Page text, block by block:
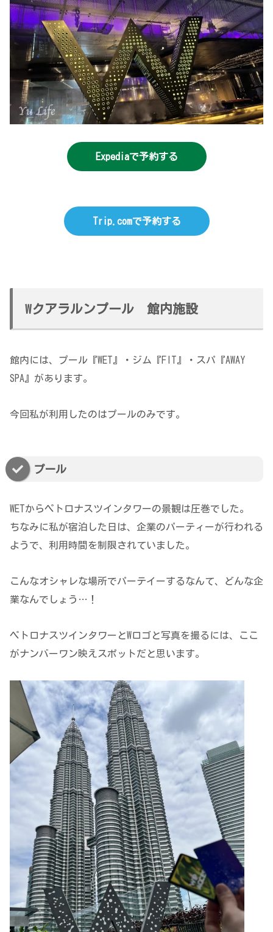
Expediaで予約する
Trip.comで予約する
Wクアラルンプール 館内施設
館内には、プール『WET』・ジム『FIT』・スパ『AWAY
SPA』があります。
今回私が利用したのはプールのみです。
プール
WETからペトロナスツインタワーの景観は圧巻でした。
ちなみに私が宿泊した日は、企業のパーティーが行われる
ようで、利用時間を制限されていました。
こんなオシャレな場所でパーテイーするなんて、どんな企
業なんでしょう…！
ペトロナスツインタワーとWロゴと写真を撮るには、ここ
がナンバーワン映えスポットだと思います。